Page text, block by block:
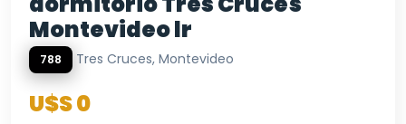
Montevideo lr
788 Tres Cruces, Montevideo
U$S 0